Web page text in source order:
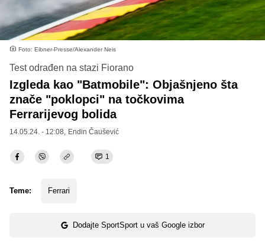
Foto: Eibner-Presse/Alexander Neis
Test odrađen na stazi Fiorano
Izgleda kao "Batmobile": Objašnjeno šta
znače "poklopci" na točkovima
Ferrarijevog bolida
14.05.24. - 12:08, Endin Čaušević
1
Teme: Ferrari
Dodajte SportSport u vaš Google izbor